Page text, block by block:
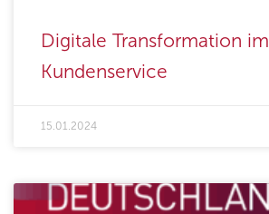
Digitale Transformation im
Kundenservice
15.01.2024